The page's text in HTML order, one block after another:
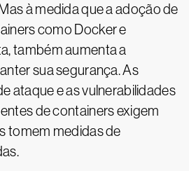
à medida que a adoção de
como Docker e
também aumenta a
sua segurança. As
ataque e as vulnerabilidades
de containers exigem
tomem medidas de